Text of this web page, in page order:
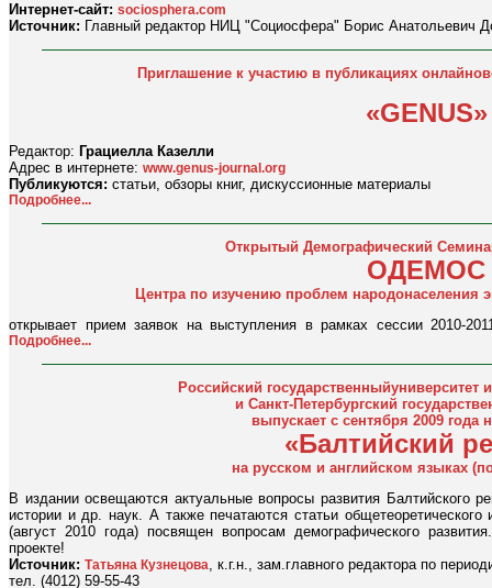
Интернет-сайт: sociosphera.com
Источник: Главный редактор НИЦ "Социосфера" Борис Анатольевич
Приглашение к участию в публикациях
«GENUS»
Редактор: Грациелла Казелли
Адрес в интернете: www.genus-journal.org
Публикуются: статьи, обзоры книг, дискуссионные материалы
Подробнее...
Открытый Демографический
ОДЕМОС
Центра по изучению проблем народонаселения
открывает прием заявок на выступления в рамках сессии 2010-
Подробнее...
Российский государственныйуниверситет
и Санкт-Петербургский
выпускает с сентября 2009 года
«Балтийский
на русском и английском языках
В издании освещаются актуальные вопросы развития Балтийского
истории и др. наук. А также печатаются статьи общетеоретического
(август 2010 года) посвящен вопросам демографического
проекте!
Источник: Татьяна Кузнецова, к.г.н., зам.главного редактора по
тел. (4012) 59-55-43